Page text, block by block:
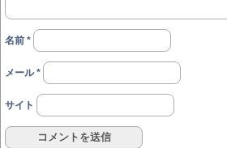
名前 *
メール*
サイト